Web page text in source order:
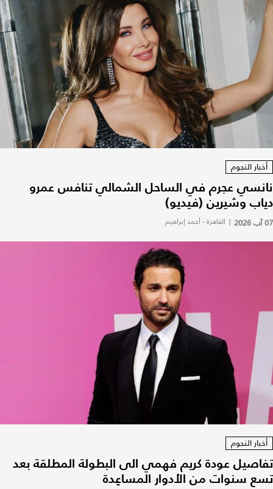
أخبار النجوم
نانسي عجرم في الساحل الشمالي تنافس عمرو
دياب وشيرين (فيديو)
07 آب 2026 | القاهرة - أحمد إبراهيم
أخبار النجوم
تفاصيل عودة كريم فهمي الى البطولة المطلقة بعد
تسع سنوات من الأدوار المساعِدة